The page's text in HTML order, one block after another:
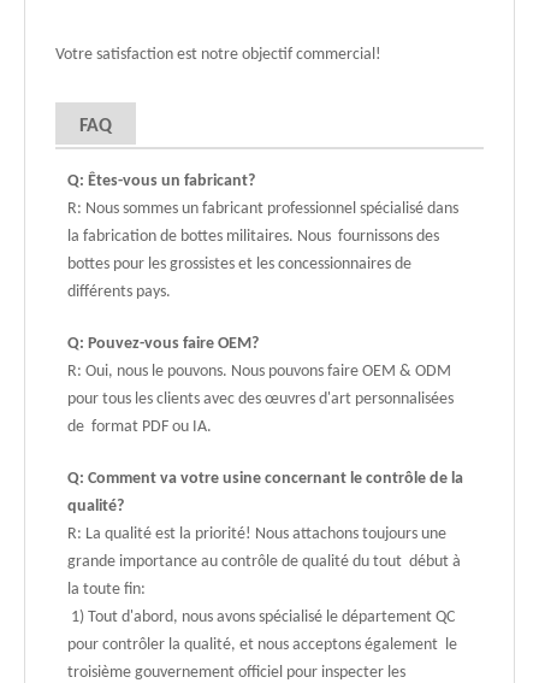
Votre satisfaction est notre objectif commercial!
FAQ
Q: Êtes-vous un fabricant?
R: Nous sommes un fabricant professionnel spécialisé dans
la fabrication de bottes militaires. Nous fournissons des
bottes pour les grossistes et les concessionnaires de
différents pays.
Q: Pouvez-vous faire OEM?
R: Oui, nous le pouvons. Nous pouvons faire OEM & ODM
pour tous les clients avec des œuvres d'art personnalisées
de format PDF ou IA.
Q: Comment va votre usine concernant le contrôle de la
qualité?
R: La qualité est la priorité! Nous attachons toujours une
grande importance au contrôle de qualité du tout début à
la toute fin:
1) Tout d'abord, nous avons spécialisé le département QC
pour contrôler la qualité, et nous acceptons également le
troisième gouvernement officiel pour inspecter les